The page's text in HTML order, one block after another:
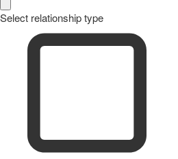
Select relationship type